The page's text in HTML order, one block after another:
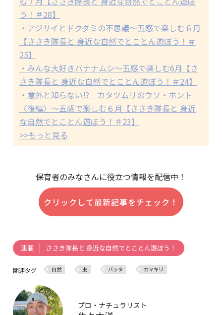
う！＃28】
・アジサイとドクダミの不思議～五感で楽しむ６月
【ささき隊長と 身近な自然でとことん遊ぼう！＃
25】
・みんな大好きバナナムシ～五感で楽しむ6月【さ
さき隊長と 身近な自然でとことん遊ぼう！＃24】
・意外と知らない!? カタツムリのウソ・ホント
〈後編〉～五感で楽しむ６月【ささき隊長と 身近
な自然でとことん遊ぼう！＃23】
>>もっと見る
保育者のみなさんに役立つ情報を配信中！
クリックして最新記事をチェック！
連載 ささき隊長と 身近な自然でとことん遊ぼう！
関連タグ 自然 虫 バッタ カマキリ
プロ・ナチュラリスト